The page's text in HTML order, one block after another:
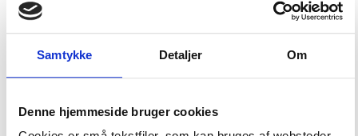
Samtykke Detaljer Om
Denne hjemmeside bruger cookies
Til det første projekt er der afsat 6,5 mio. kr., der
skal bruges til gadeidrætstilbud for børn og unge,
som ikke finder vej ind i de traditionelle
at viden inden for området bliver delt for at skabe
de bedst muligheder for at dyrke Streetdance,